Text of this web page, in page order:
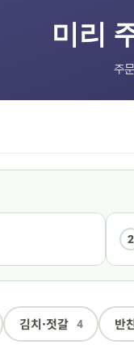
미리
주
2
김치·젓갈 4 반